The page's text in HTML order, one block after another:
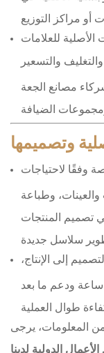
للعلامات
والتسعير
مصانع الجعة
وتصميمها
وفقًا لاحتياجات
وطباعة
تصميم المنتجات
إلى الإنتاج،
وتوفير خدمة عبر الإنترنت على مدار 24 ساعة ودعم ما بعد
المعلومات، يرجى
الدولية لدينا